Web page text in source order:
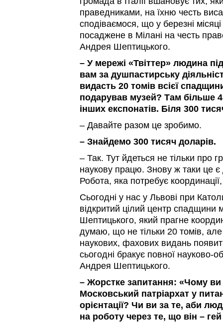
праведниками, на їхню честь
сподіваємося, що у березні
посаджене в Мілані на честь
Андрея Шептицького.
– У мережі «Твіттер» людина
вам за душпастирську
видасть 20 томів всієї
подарував музей? Там більше 4
інших експонатів. Біля 300
– Давайте разом це зробимо.
– Знайдемо 300 тисяч доларів.
– Так. Тут йдеться не тільки про
наукову працю. Знову ж таки це є
Робота, яка потребує
Сьогодні у нас у Львові при
відкритий цілий центр спадщини
Шептицького, який прагне
думаю, що не тільки 20 томів, але
наукових, фахових видань
сьогодні бракує повної науково-
Андрея Шептицького.
– Жорстке запитання: «Чому ви
Московський патріархат у
орієнтації? Чи ви за те, аби
на роботу через те, що він –